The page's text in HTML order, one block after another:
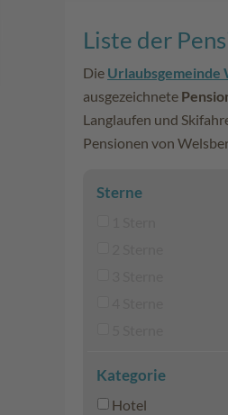
Liste der
Die Urlaubsgemeinde
ausgezeichnete
Langlaufen und
Pensionen von
Sterne
Kategorie
Hotel